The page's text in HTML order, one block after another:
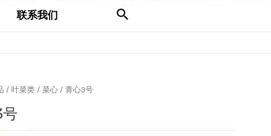
联系我们
搜
/ 叶菜类 / 菜心 / 青心3号